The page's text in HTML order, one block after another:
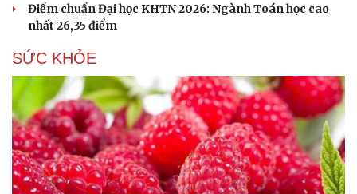
Điểm chuẩn Đại học KHTN 2026: Ngành Toán học cao
nhất 26,35 điểm
SỨC KHỎE